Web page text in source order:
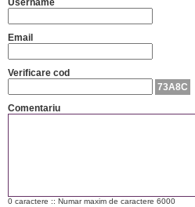
Username
Email
Verificare cod
73A8C
Comentariu
0 caractere :: Numar maxim de caractere 6000